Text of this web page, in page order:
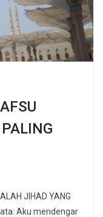
JIHAD YANG
Aku mendengar